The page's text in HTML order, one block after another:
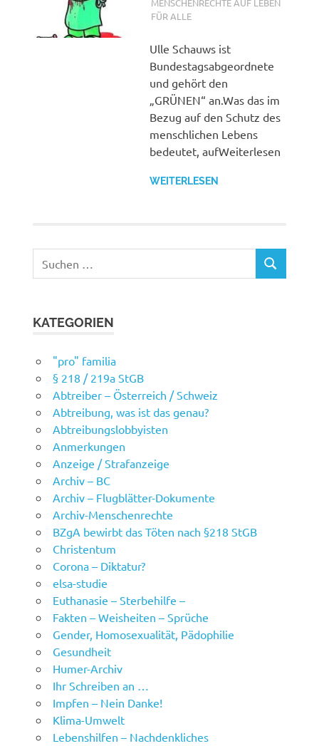
FÜR ALLE
Ulle Schauws ist
Bundestagsabgeordnete
und gehört den
„GRÜNEN“ an.Was das im
Bezug auf den Schutz des
menschlichen Lebens
bedeutet, aufWeiterlesen
WEITERLESEN
nach:
SUCHEN
KATEGORIEN
"pro" familia
§ 218 / 219a StGB
Abtreiber – Österreich / Schweiz
Abtreibung, was ist das genau?
Abtreibungslobbyisten
Anmerkungen
Anzeige / Strafanzeige
Archiv – BC
Archiv – Flugblätter-Dokumente
Archiv-Menschenrechte
BZgA bewirbt das Töten nach §218 StGB
Christentum
Corona – Diktatur?
elsa-studie
Euthanasie – Sterbehilfe –
Fakten – Weisheiten – Sprüche
Gender, Homosexualität, Pädophilie
Gesundheit
Humer-Archiv
Ihr Schreiben an …
Impfen – Nein Danke!
Klima-Umwelt
Lebenshilfen – Nachdenkliches